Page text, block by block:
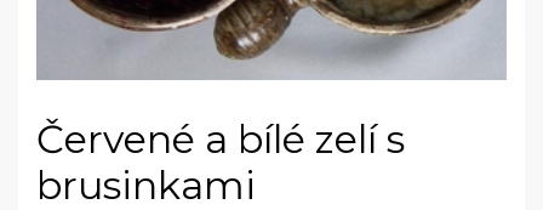
Červené a bílé zelí s
brusinkami